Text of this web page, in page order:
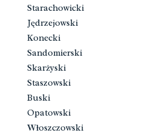
Starachowicki
Jędrzejowski
Konecki
Sandomierski
Skarżyski
Staszowski
Buski
Opatowski
Włoszczowski